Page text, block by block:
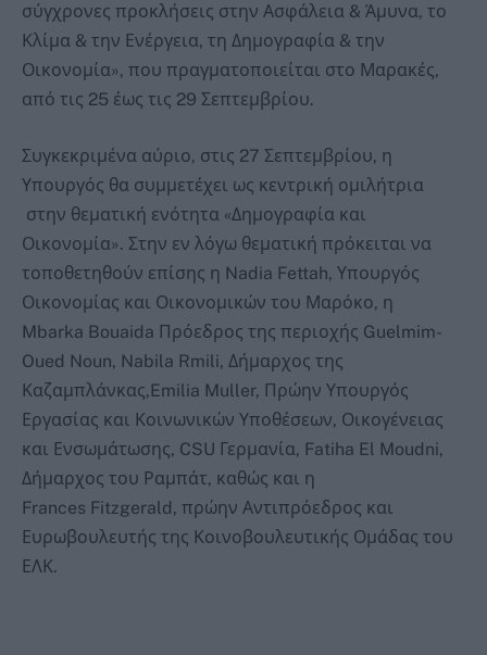
σύγχρονες προκλήσεις στην Ασφάλεια & Άμυνα, το
Κλίμα & την Ενέργεια, τη Δημογραφία & την
Οικονομία», που πραγματοποιείται στο Μαρακές,
από τις 25 έως τις 29 Σεπτεμβρίου.
Συγκεκριμένα αύριο, στις 27 Σεπτεμβρίου, η
Υπουργός θα συμμετέχει ως κεντρική ομιλήτρια
στην θεματική ενότητα «Δημογραφία και
Οικονομία». Στην εν λόγω θεματική πρόκειται να
τοποθετηθούν επίσης η Nadia Fettah, Υπουργός
Οικονομίας και Οικονομικών του Μαρόκο, η
Mbarka Bouaida Πρόεδρος της περιοχής Guelmim-
Oued Noun, Nabila Rmili, Δήμαρχος της
Καζαμπλάνκας,Emilia Muller, Πρώην Υπουργός
Εργασίας και Κοινωνικών Υποθέσεων, Οικογένειας
και Ενσωμάτωσης, CSU Γερμανία, Fatiha El Moudni,
Δήμαρχος του Ραμπάτ, καθώς και η
Frances Fitzgerald, πρώην Αντιπρόεδρος και
Ευρωβουλευτής της Κοινοβουλευτικής Ομάδας του
ΕΛΚ.